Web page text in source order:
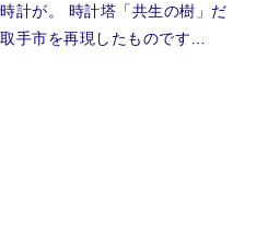
計が。 時計塔「共生の樹」だ
手市を再現したものです…